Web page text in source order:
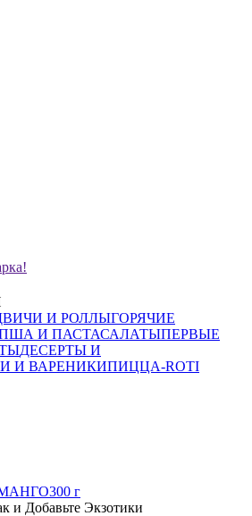
И РОЛЛЫГОРЯЧИЕ
И ПАСТАСАЛАТЫПЕРВЫЕ
ДЕСЕРТЫ И
И ВАРЕНИКИПИЦЦА-ROTI
300 г
и Добавьте Экзотики